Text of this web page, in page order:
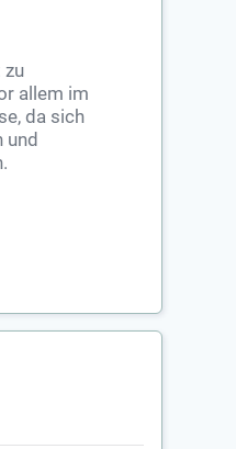
zu
allem im
da sich
und